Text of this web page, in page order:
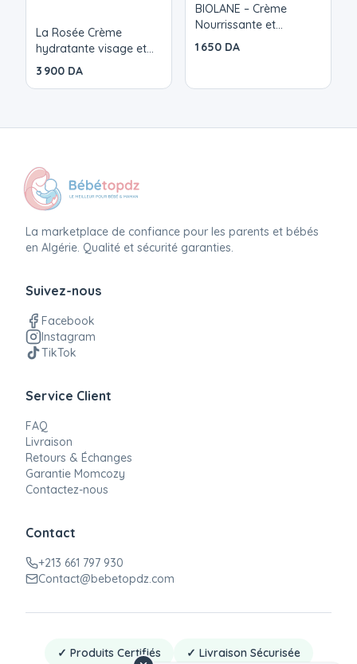
La Rosée Crème
hydratante visage et
corps
3 900 DA
BIOLANE – Crème
Nourrissante et
Hydratante - Bébé
peau - 98% d'origine
1 650 DA
La marketplace de confiance pour les parents et bébés
en Algérie. Qualité et sécurité garanties.
Suivez-nous
Facebook
Instagram
TikTok
Service Client
FAQ
Livraison
Retours & Échanges
Garantie Momcozy
Contactez-nous
Contact
+213 661 797 930
Contact@bebetopdz.com
✓ Produits Certifiés ✓ Livraison Sécurisée